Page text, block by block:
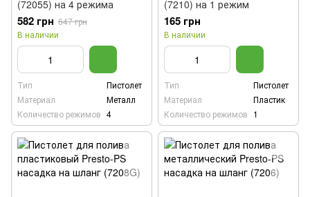
(72055) на 4 режима
582 грн 647 грн
В наличии
Тип
Пистолет
Материал
Металл
Количество режимов 4
(7210) на 1 режим
165 грн
В наличии
Тип
Пистолет
Материал
Пластик
Количество режимов 1